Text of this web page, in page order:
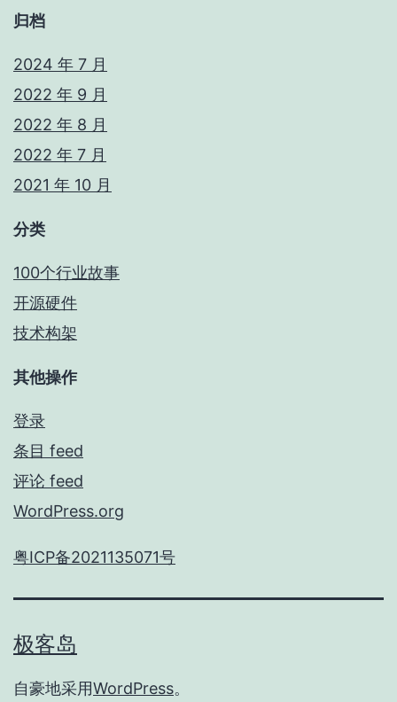
归档
2024 年 7 月
2022 年 9 月
2022 年 8 月
2022 年 7 月
2021 年 10 月
分类
100个行业故事
开源硬件
技术构架
其他操作
登录
条目 feed
评论 feed
WordPress.org
粤ICP备2021135071号
极客岛
自豪地采用WordPress。